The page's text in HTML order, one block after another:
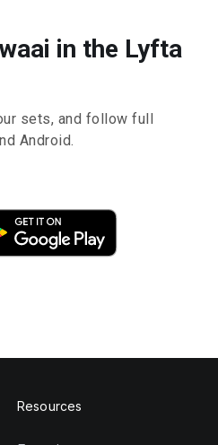
in the Lyfta
sets, and follow full
Android.
Resources